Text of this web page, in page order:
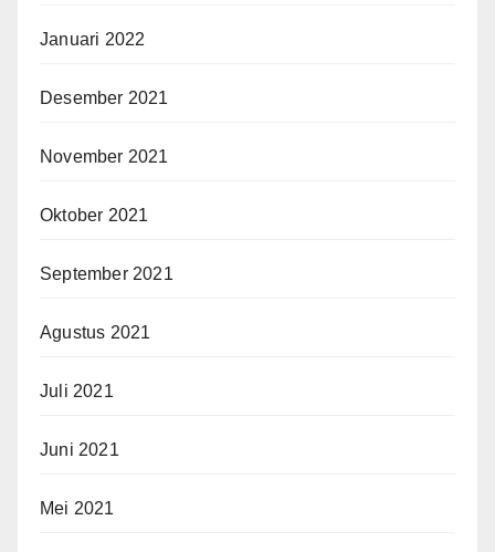
Januari 2022
Desember 2021
November 2021
Oktober 2021
September 2021
Agustus 2021
Juli 2021
Juni 2021
Mei 2021